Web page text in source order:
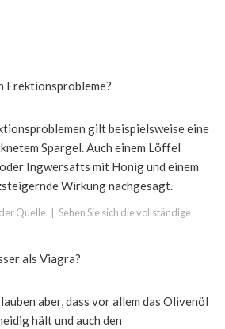
Erektionsprobleme?
gilt beispielsweise eine
Spargel. Auch einem Löffel
Ingwersafts mit Honig und einem
Wirkung nachgesagt.
Quelle Sehen Sie sich die vollständige
als Viagra?
aber, dass vor allem das Olivenöl
hält und auch den